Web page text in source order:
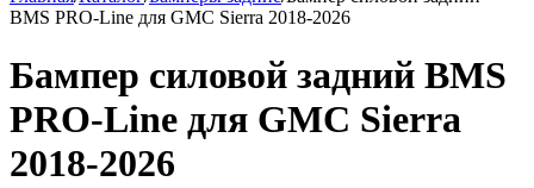
BMS PRO-Line для GMC Sierra 2018-2026
Бампер силовой задний BMS
PRO-Line для GMC Sierra
2018-2026